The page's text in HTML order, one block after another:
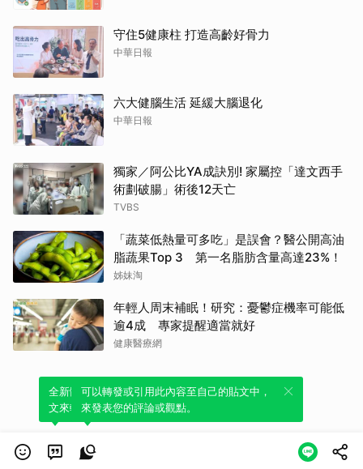
守住5健康柱 打造高齡好骨力
中華日報
六大健腦生活 延緩大腦退化
中華日報
獨家／阿公比YA成訣別! 家屬控「達文西手
術劃破腸」術後12天亡
TVBS
「蔬菜低熱量可多吃」是誤會？醫公開高油
脂蔬果Top 3 第一名脂肪含量高達23%！
姊妹淘
年輕人周末補眠！研究：憂鬱症機率可能低
逾4成 專家提醒適當就好
健康醫療網
全新體驗！一鍵引用此內容，透過發布貼
文來輕鬆表達個人立場。
可以轉發或引用此內容至自己的貼文中，
來發表您的評論或觀點。